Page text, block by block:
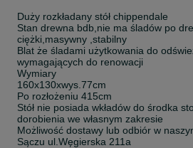
Duży rozkładany stół chippendale
Stan drewna bdb,nie ma śladów po
ciężki,masywny ,stabilny
Blat że śladami użytkowania do
wymagających do renowacji
Wymiary
160x130xwys.77cm
Po rozłożeniu 415cm
Stół nie posiada wkładów do środka
dorobienia we własnym zakresie
Możliwość dostawy lub odbiór w
Sączu ul.Węgierska 211a